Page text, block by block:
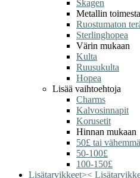
Skagen
Metallin toimesta
Ruostumaton
Sterlinghopea
Värin mukaan
Kulta
Ruusukulta
Hopea
Lisää vaihtoehtoja
Charms
Kalvosinnapit
Korusetit
Hinnan mukaan
50£ tai
50-100£
100-150£
Lisätarvikkeet><